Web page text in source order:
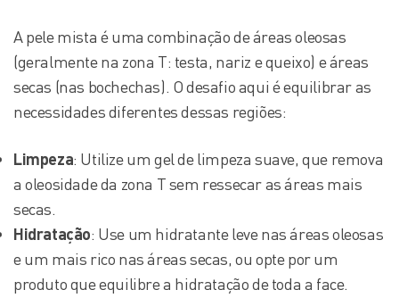
A pele mista é uma combinação de áreas oleosas
(geralmente na zona T: testa, nariz e queixo) e áreas
secas (nas bochechas). O desafio aqui é equilibrar as
necessidades diferentes dessas regiões:
Limpeza: Utilize um gel de limpeza suave, que remova
a oleosidade da zona T sem ressecar as áreas mais
secas.
Hidratação: Use um hidratante leve nas áreas oleosas
e um mais rico nas áreas secas, ou opte por um
produto que equilibre a hidratação de toda a face.